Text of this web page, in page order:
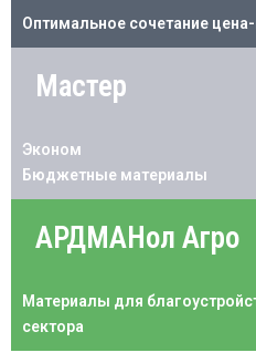
Оптимальное сочетание
Мастер
Эконом
Бюджетные материалы
АРДМАНол Агро
Материалы для
сектора